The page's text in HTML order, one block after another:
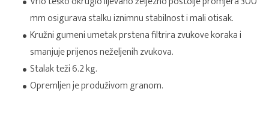
mm osigurava stalku iznimnu stabilnost i mali otisak.
Kružni gumeni umetak prstena filtrira zvukove koraka i
smanjuje prijenos neželjenih zvukova.
Stalak teži 6.2 kg.
Opremljen je produživom granom.